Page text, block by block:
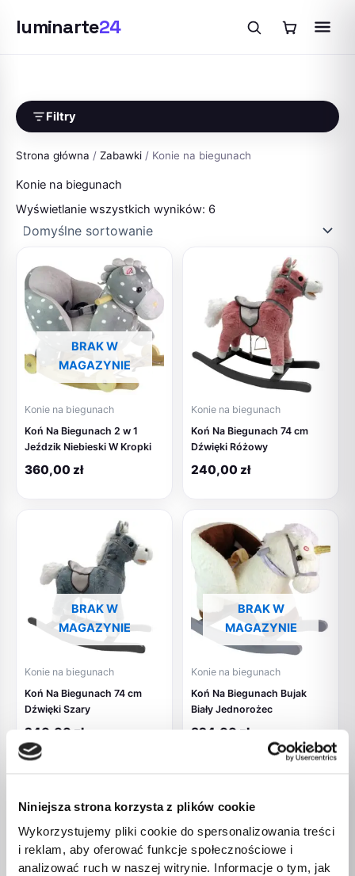
Niniejsza strona korzysta z plików cookie
Wykorzystujemy pliki cookie do spersonalizowania treści
i reklam, aby oferować funkcje społecznościowe i
analizować ruch w naszej witrynie. Informacje o tym, jak
luminarte24
treści
Filtry
Strona główna / Zabawki / Konie na biegunach
Konie na biegunach
Wyświetlanie wszystkich wyników: 6
BRAK W
MAGAZYNIE
Konie na biegunach
Koń Na Biegunach 2 w 1
Jeździk Niebieski W Kropki
360,00 zł
Konie na biegunach
Koń Na Biegunach 74 cm
Dźwięki Różowy
240,00 zł
BRAK W
MAGAZYNIE
Konie na biegunach
Koń Na Biegunach 74 cm
Dźwięki Szary
240,00 zł
BRAK W
MAGAZYNIE
Konie na biegunach
Koń Na Biegunach Bujak
Biały Jednorożec
324,00 zł